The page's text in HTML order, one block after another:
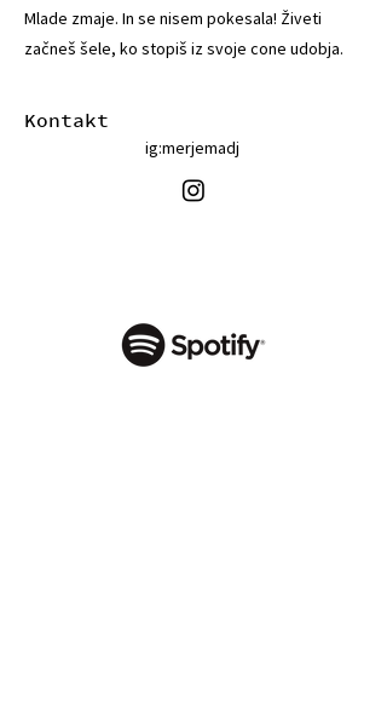
Mlade zmaje. In se nisem pokesala! Živeti
začneš šele, ko stopiš iz svoje cone udobja.
Kontakt
ig:merjemadj